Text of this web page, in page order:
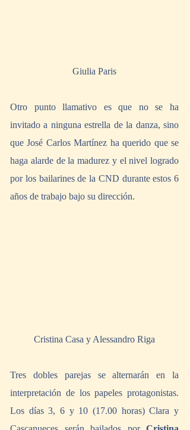
Giulia Paris
Otro punto llamativo es que no se ha
invitado a ninguna estrella de la danza, sino
que José Carlos Martínez ha querido que se
haga alarde de la madurez y el nivel logrado
por los bailarines de la CND durante estos 6
años de trabajo bajo su dirección.
Cristina Casa y Alessandro Riga
Tres dobles parejas se alternarán en la
interpretación de los papeles protagonistas.
Los días 3, 6 y 10 (17.00 horas) Clara y